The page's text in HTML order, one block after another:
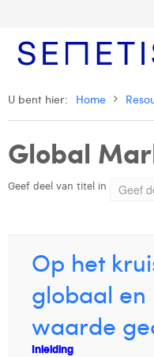
Home
Diensten
Digital Advertising
Digital Business
Trainingen
Wie zijn wij
Onze Geschiedenis
Anouk Allegaert
Arthur Collard
Camille Servais
Charlie Deschamps
Onze Waarden
Omnicom Media Group
Certificeringen
Pers & Publicaties
Presentaties en Cases
Persberichten
Vacatures
Strategy Director
Digital Business Analyst
Digital Business
Contact
U bent hier: Home
Global
Geef deel van titel in
Op het
globaal
waarde
Inleiding